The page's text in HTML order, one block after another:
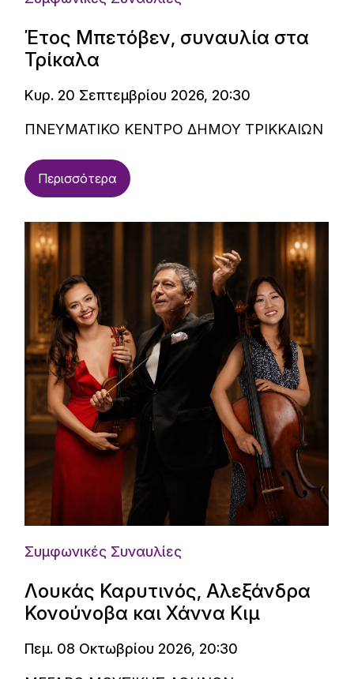
Έτος Μπετόβεν, συναυλία στα
Τρίκαλα
Κυρ. 20 Σεπτεμβρίου 2026, 20:30
ΠΝΕΥΜΑΤΙΚΟ ΚΕΝΤΡΟ ΔΗΜΟΥ ΤΡΙΚΚΑΙΩΝ
Περισσότερα
Συμφωνικές Συναυλίες
Λουκάς Καρυτινός, Αλεξάνδρα
Κονούνοβα και Χάννα Κιμ
Πεμ. 08 Οκτωβρίου 2026, 20:30